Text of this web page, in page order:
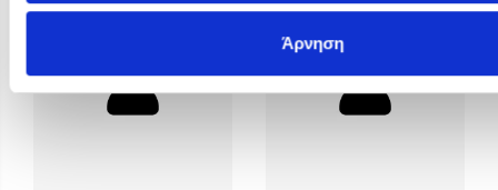
Άρνηση